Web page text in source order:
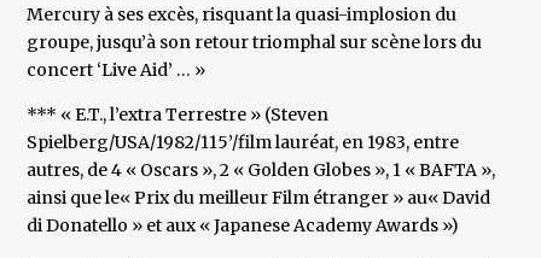
Mercury à ses excès, risquant la quasi-implosion du
groupe, jusqu’à son retour triomphal sur scène lors du
concert ‘Live Aid’ … »
*** « E.T., l’extra Terrestre » (Steven
Spielberg/USA/1982/115’/film lauréat, en 1983, entre
autres, de 4 « Oscars », 2 « Golden Globes », 1 « BAFTA »,
ainsi que le« Prix du meilleur Film étranger » au« David
di Donatello » et aux « Japanese Academy Awards »)